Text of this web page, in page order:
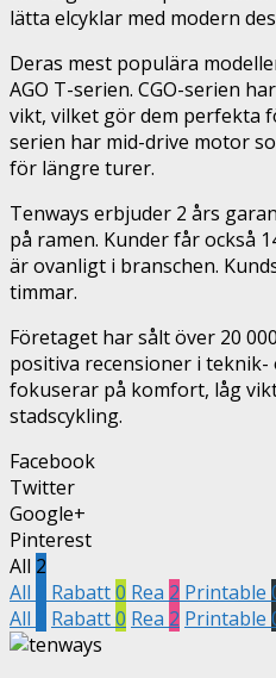
lätta elcyklar med modern
Deras mest populära
AGO T-serien. CGO-serien
vikt, vilket gör dem perfekta
serien har mid-drive motor
för längre turer.
Tenways erbjuder 2 års
på ramen. Kunder får också
är ovanligt i branschen.
timmar.
Företaget har sålt över 20
positiva recensioner i teknik-
fokuserar på komfort, låg
stadscykling.
Facebook
Twitter
Google+
Pinterest
All 2
All
Rabatt0 Rea 2 Printable
All
Rabatt0 Rea 2 Printable